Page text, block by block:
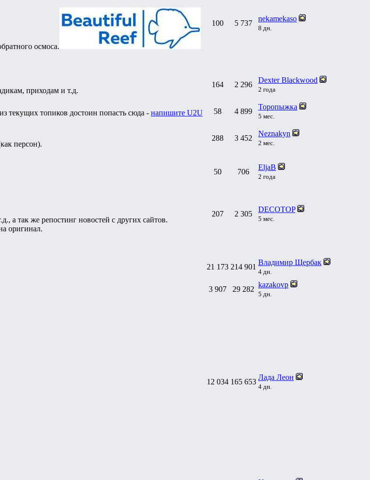
осмоса.
100 5 737
nekamekaso
8 дн.
приходам и т.д.
164 2 296
Dexter Blackwood
2 года
текущих топиков достоин попасть сюда - напишите U2U
58 4 899
Торопыжка
5 мес.
персон).
288 3 452
Neznakyn
2 мес.
50 706
EljaB
2 года
а так же репостинг новостей с других сайтов.
оригинал.
207 2 305
DECOTOP
5 мес.
21 173 214 901
Владимир Щербак
4 дн.
3 907 29 282
kazakovp
5 дн.
12 034 165 653
Лада Леон
4 дн.